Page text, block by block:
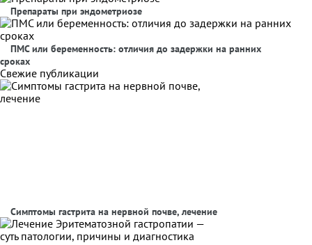
Препараты при эндометриозе
ПМС или беременность: отличия до задержки на ранних
сроках
Свежие публикации
Симптомы гастрита на нервной почве, лечение